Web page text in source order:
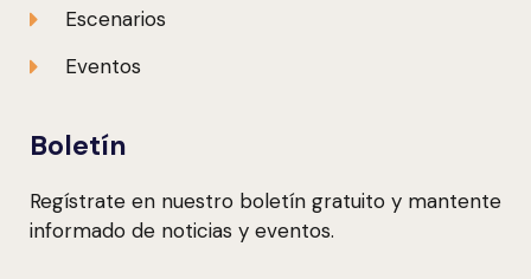
Escenarios
Eventos
Boletín
Regístrate en nuestro boletín gratuito y mantente
informado de noticias y eventos.